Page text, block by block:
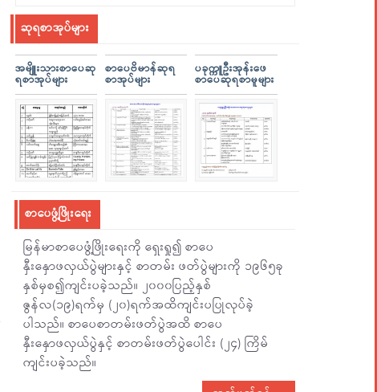
ဆုရစာအုပ်များ
အမျိူးသားစာပေဆု
ရစာအုပ်များ
စာပေဗိမာန်ဆုရ
စာအုပ်များ
ပခုက္ကူဦးအုန်းဖေ
စာပေဆုရစာမူများ
စာပေဖွံ့ဖြိုးရေး
မြန်မာစာပေဖွံ့ဖြိုးရေးကို ရှေးရှု၍ စာပေ
နှီးနှောဖလှယ်ပွဲများနှင့် စာတမ်း ဖတ်ပွဲများကို ၁၉၆၅ခု
နှစ်မှစ၍ကျင်းပခဲ့သည်။ ၂၀၀၀ပြည့်နှစ်
ဇွန်လ(၁၉)ရက်မှ (၂၀)ရက်အထိကျင်းပပြုလုပ်ခဲ့
ပါသည်။ စာပေစာတမ်းဖတ်ပွဲအထိ စာပေ
နှီးနှောဖလှယ်ပွဲနှင့် စာတမ်းဖတ်ပွဲပေါင်း (၂၄) ကြိမ်
ကျင်းပခဲ့သည်။